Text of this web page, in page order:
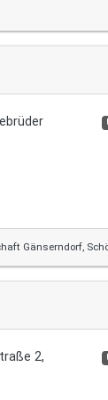
Gänserndorf,
2,